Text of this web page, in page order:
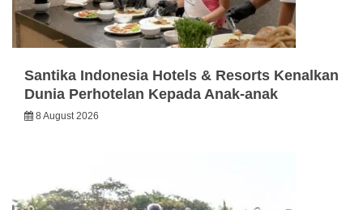
Santika Indonesia Hotels & Resorts Kenalkan
Dunia Perhotelan Kepada Anak-anak
8 August 2026